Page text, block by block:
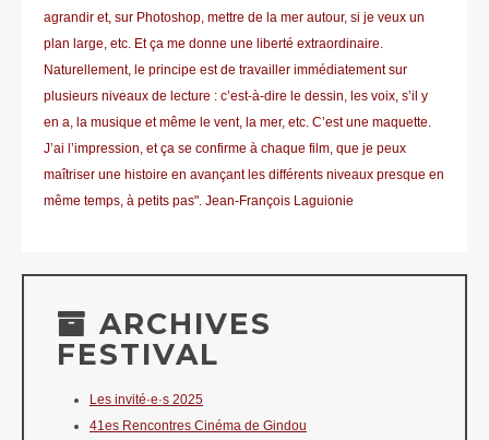
agrandir et, sur Photoshop, mettre de la mer autour, si je veux un
plan large, etc. Et ça me donne une liberté extraordinaire.
Naturellement, le principe est de travailler immédiatement sur
plusieurs niveaux de lecture : c’est-à-dire le dessin, les voix, s’il y
en a, la musique et même le vent, la mer, etc. C’est une maquette.
J’ai l’impression, et ça se confirme à chaque film, que je peux
maîtriser une histoire en avançant les différents niveaux presque en
même temps, à petits pas". Jean-François Laguionie
ARCHIVES
FESTIVAL
Les invité·e·s 2025
41es Rencontres Cinéma de Gindou